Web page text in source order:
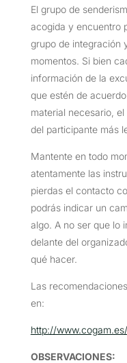
El grupo de
acogida y encuentro
grupo de integración
momentos. Si bien
información de la
que estén de
material necesario,
del participante más
Mantente en todo
atentamente las
pierdas el contacto
podrás indicar un
algo. A no ser que lo
delante del
qué hacer.
Las
en:
http://
OBSERVACIONES: